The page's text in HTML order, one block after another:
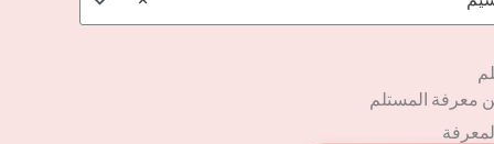
معرفة المستلم